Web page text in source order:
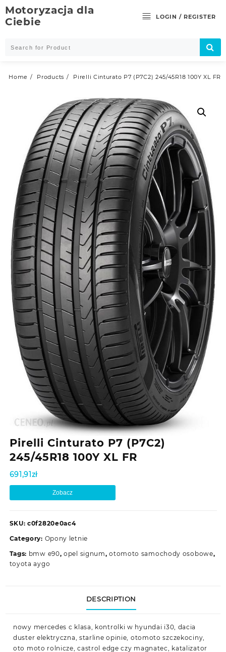
Skip
to
content
Motoryzacja dla
Ciebie
LOGIN / REGISTER
Home Products Pirelli Cinturato P7 (P7C2) 245/45R18 100Y XL FR
Pirelli Cinturato P7 (P7C2)
245/45R18 100Y XL FR
691,91zł
Zobacz
SKU: c0f2820e0ac4
Category: Opony letnie
Tags: bmw e90,opel signum,otomoto samochody osobowe,
toyota aygo
DESCRIPTION
nowy mercedes c klasa, kontrolki w hyundai i30, dacia
duster elektryczna, starline opinie, otomoto szczekociny,
oto moto rolnicze, castrol edge czy magnatec, katalizator